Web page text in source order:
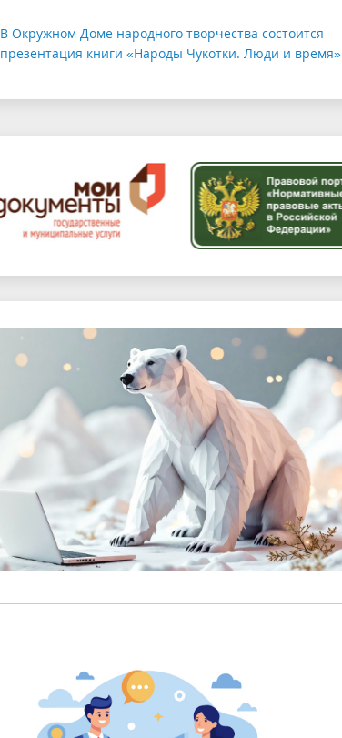
В Окружном Доме народного творчества состоится
презентация книги «Народы Чукотки. Люди и время»